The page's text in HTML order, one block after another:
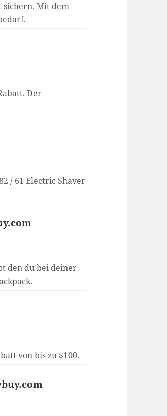
sichern. Mit dem
Der
/ 61 Electric Shaver
den du bei deiner
von bis zu $100.